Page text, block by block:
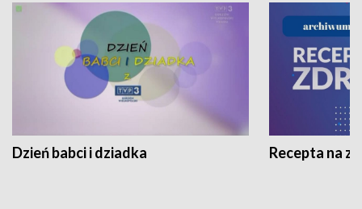
Dzień babci i dziadka Recepta na